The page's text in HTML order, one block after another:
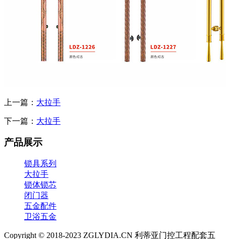
上一篇： 大拉手
下一篇： 大拉手
产品展示
锁具系列
大拉手
锁体锁芯
闭门器
五金配件
卫浴五金
Copyright © 2018-2023 ZGLYDIA.CN 利蒂亚门控工程配套五